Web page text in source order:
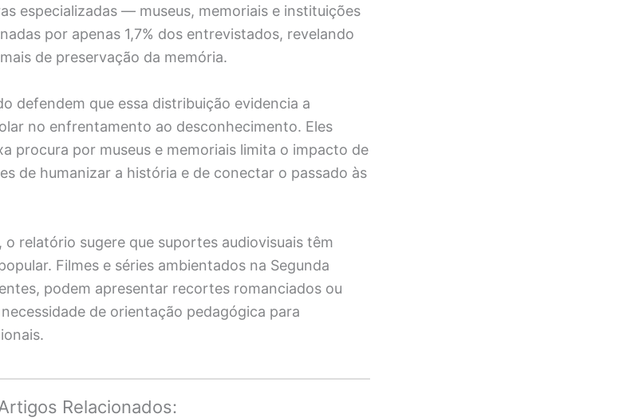
especializadas — museus, memoriais e instituições
por apenas 1,7% dos entrevistados, revelando
de preservação da memória.
defendem que essa distribuição evidencia a
no enfrentamento ao desconhecimento. Eles
procura por museus e memoriais limita o impacto de
de humanizar a história e de conectar o passado às
o relatório sugere que suportes audiovisuais têm
Filmes e séries ambientados na Segunda
podem apresentar recortes romanciados ou
de orientação pedagógica para
Relacionados: